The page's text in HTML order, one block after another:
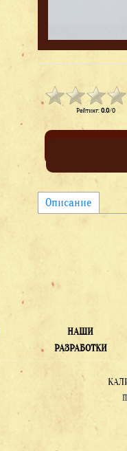
Рейтинг:0.0/0
Описание
НАШИ
РАЗРАБОТКИ